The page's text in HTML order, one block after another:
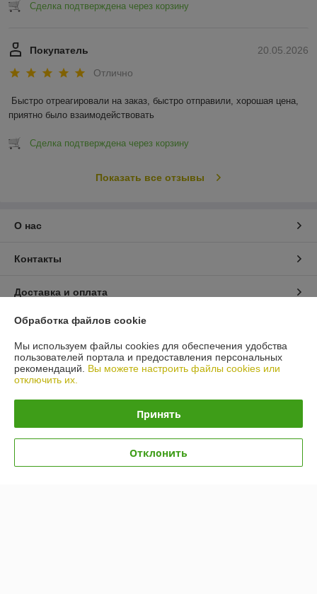
Сделка подтверждена через корзину
20.05.2026
Покупатель
Отлично
Быстро отреагировали на заказ, быстро отправили, хорошая цена,
приятно было взаимодействовать
Сделка подтверждена через корзину
Показать все отзывы
О нас
Контакты
Доставка и оплата
График работы
Полная версия сайта
Сайт создан на платформе Deal.by
Обработка файлов cookie
Мы используем файлы cookies для обеспечения удобства
пользователей портала и предоставления персональных
рекомендаций. Вы можете настроить файлы cookies или
отключить их.
Принять
Отклонить